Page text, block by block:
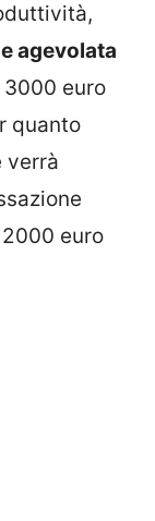
agevolata
euro
quanto
verrà
euro